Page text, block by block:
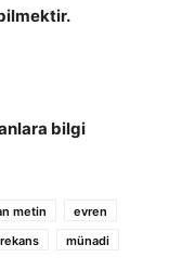
bilgi
metin
evren
münadi